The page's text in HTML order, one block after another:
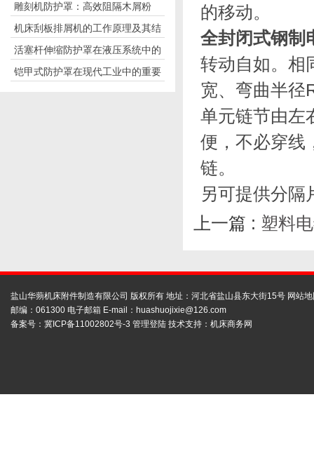
专用方案
雕刻机防护罩：高效阻隔木屑粉
尘，守护设备精度与安全
机床刮板排屑机的工作原理及其结
构分析
活塞杆伸缩防护罩在液压系统中的
应用
铠甲式防护罩在现代工业中的重要
的移
全封闭式钢制
转动自如。相
宽、弯曲半径
单元链节由左
便，不必穿线
链。
另可提供分隔
上一篇 : 塑料
盐山华蒴机床附件制造有限公司 版权所有 地址：河北省盐山县东大街15号 网站
邮编：061300 电子邮箱 E-mail： huashuojixie@126.com
备案号： 冀ICP备11002802号-3 管理登陆 技术支持： 机床商务网